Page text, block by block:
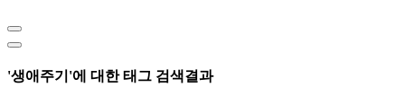
'생애주기'에 대한 태그 검색결과